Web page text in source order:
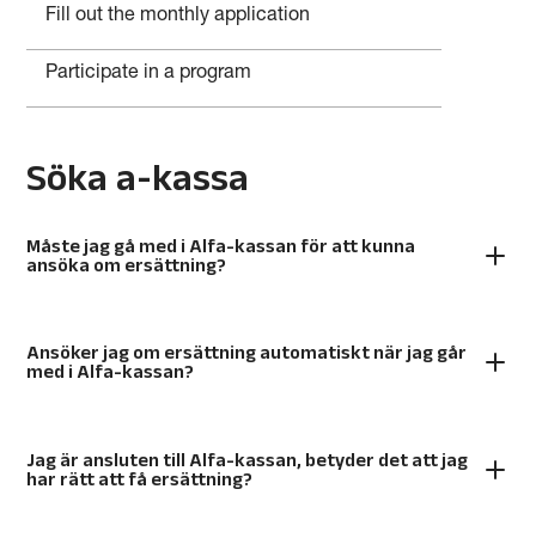
Fill out the monthly application
Participate in a program
Söka a-kassa
Måste jag gå med i Alfa-kassan för att kunna
ansöka om ersättning?
Ansöker jag om ersättning automatiskt när jag går
med i Alfa-kassan?
Jag är ansluten till Alfa-kassan, betyder det att jag
har rätt att få ersättning?